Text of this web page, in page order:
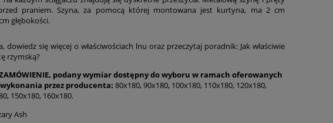
praniem. Szyna, za pomocą której montowana jest kurtyna, ma 2 cm
głębokości.
dowiedz się więcej o właściwościach lnu oraz przeczytaj poradnik:Jak właściwie
rzymską?
ZAMÓWIENIE, podany wymiar dostępny do wyboru w ramach oferowanych
przez producenta: 80x180, 90x180, 100x180, 110x180, 120x180,
150x180, 160x180.
Ash